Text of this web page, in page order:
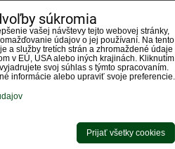
súkromia
vašej návštevy tejto webovej stránky,
údajov o jej používaní. Na tento
a služby tretích strán a zhromaždené údaje
v EÚ, USA alebo iných krajinách. Kliknutím
svoj súhlas s týmto spracovaním.
informácie alebo upraviť svoje preferencie.
Prijať všetky cookies